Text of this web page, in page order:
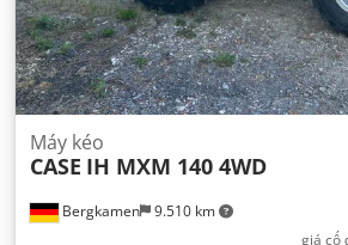
Bergkamen 9.510 km
Máy kéo
CASE IH MXM 140 4WD
giá cố